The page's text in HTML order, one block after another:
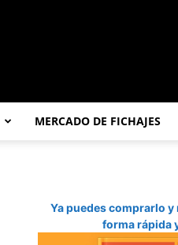
MERCADO DE FICHAJES
Ya puedes comprarlo
forma rápida